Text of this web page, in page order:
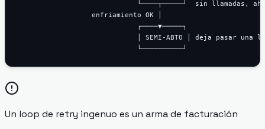
└────┬─────┘  sin llamadas,
                  enfriamiento OK │
                             ┌────▼─────┐
│ SEMI-ABTO │ deja pasar una
Un loop de retry ingenuo es un arma de facturación